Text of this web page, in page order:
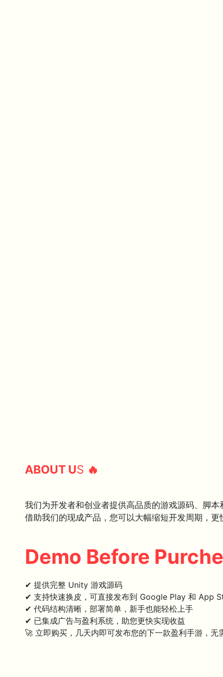
ABOUT US 🔥
我们为开发者和创业者提供高品质的游戏源码、脚
借助我们的现成产品，您可以大幅缩短开发周期，
Demo Before
✔ 提供完整 Unity 游戏源码
✔ 支持快速换皮，可直接发布到 Google Play 和 App
✔ 代码结构清晰，部署简单，新手也能轻松上手
✔ 已集成广告与盈利系统，助您更快实现收益
🚀 立即购买，几天内即可发布您的下一款盈利手游，无